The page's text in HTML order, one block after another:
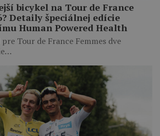
bicykel na Tour de France
Detaily špeciálnej edície
Human Powered Health
Tour de France Femmes dve